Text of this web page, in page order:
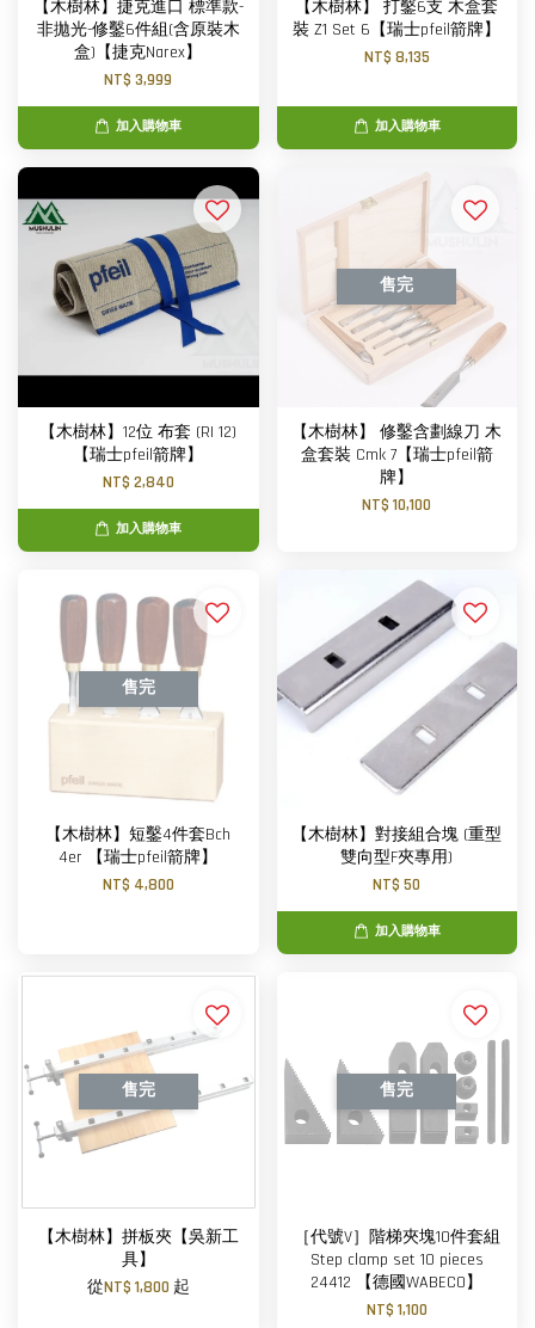
【木樹林】捷克進口 標準款-
非拋光-修鑿6件組(含原裝木
盒)【捷克Narex】
NT$ 3,999
加入購物車
【木樹林】 打鑿6支 木盒套
裝 Z1 Set 6【瑞士pfeil箭牌】
NT$ 8,135
加入購物車
【木樹林】12位 布套 (RI 12)
【瑞士pfeil箭牌】
NT$ 2,840
加入購物車
售完
【木樹林】 修鑿含劃線刀 木
盒套裝 Cmk 7【瑞士pfeil箭
牌】
NT$ 10,100
售完
【木樹林】短鑿4件套Bch
4er 【瑞士pfeil箭牌】
NT$ 4,800
【木樹林】對接組合塊 (重型
雙向型F夾專用)
NT$ 50
加入購物車
售完
【木樹林】拼板夾【吳新工
具】
從NT$ 1,800 起
售完
［代號V］階梯夾塊10件套組
Step clamp set 10 pieces
24412 【德國WABECO】
NT$ 1,100